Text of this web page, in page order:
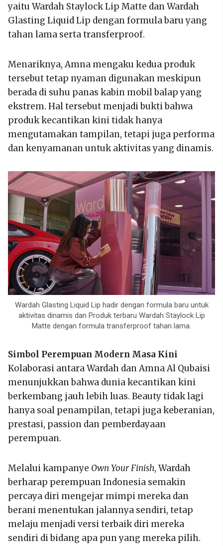
yaitu Wardah Staylock Lip Matte dan Wardah
Glasting Liquid Lip dengan formula baru yang
tahan lama serta transferproof.
Menariknya, Amna mengaku kedua produk
tersebut tetap nyaman digunakan meskipun
berada di suhu panas kabin mobil balap yang
ekstrem. Hal tersebut menjadi bukti bahwa
produk kecantikan kini tidak hanya
mengutamakan tampilan, tetapi juga performa
dan kenyamanan untuk aktivitas yang dinamis.
Wardah Glasting Liquid Lip hadir dengan formula baru untuk
aktivitas dinamis dan Produk terbaru Wardah Staylock Lip
Matte dengan formula transferproof tahan lama.
Simbol Perempuan Modern Masa Kini
Kolaborasi antara Wardah dan Amna Al Qubaisi
menunjukkan bahwa dunia kecantikan kini
berkembang jauh lebih luas. Beauty tidak lagi
hanya soal penampilan, tetapi juga keberanian,
prestasi, passion dan pemberdayaan
perempuan.
Melalui kampanye Own Your Finish, Wardah
berharap perempuan Indonesia semakin
percaya diri mengejar mimpi mereka dan
berani menentukan jalannya sendiri, tetap
melaju menjadi versi terbaik diri mereka
sendiri di bidang apa pun yang mereka pilih.